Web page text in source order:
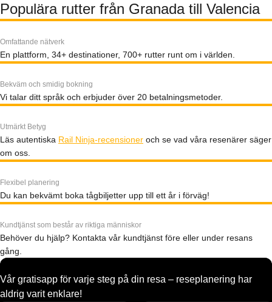
Populära rutter från Granada till Valencia
Omfattande nätverk
En plattform, 34+ destinationer, 700+ rutter runt om i världen.
Bekväm och smidig bokning
Vi talar ditt språk och erbjuder över 20 betalningsmetoder.
Utmärkt Betyg
Läs autentiska Rail Ninja-recensioner och se vad våra resenärer säger
om oss.
Flexibel planering
Du kan bekvämt boka tågbiljetter upp till ett år i förväg!
Kundtjänst som består av riktiga människor
Behöver du hjälp? Kontakta vår kundtjänst före eller under resans
gång.
Vår gratisapp för varje steg på din resa – reseplanering har
aldrig varit enklare!